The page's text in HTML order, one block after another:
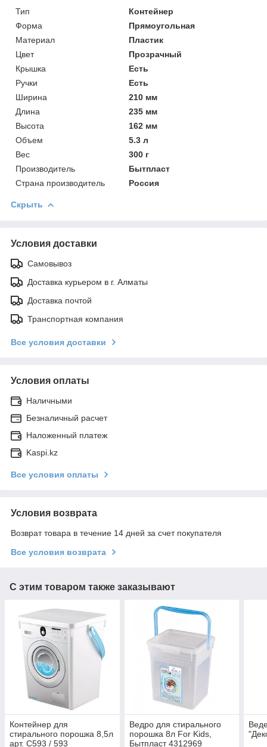
Тип
Контейнер
Форма
Прямоугольная
Материал
Пластик
Цвет
Прозрачный
Крышка
Есть
Ручки
Есть
Ширина
210 мм
Длина
235 мм
Высота
162 мм
Объем
5.3 л
Вес
300 г
Производитель
Бытпласт
Страна производитель
Россия
Скрыть
Условия доставки
Самовывоз
Доставка курьером в г. Алматы
Доставка почтой
Транспортная компания
Все условия доставки
Условия оплаты
Наличными
Безналичный расчет
Наложенный платеж
Kaspi.kz
Все условия оплаты
Условия возврата
Возврат товара в течение 14 дней за счет покупателя
Все условия возврата
С этим товаром также заказывают
Контейнер для
стирального порошка 8,5л
арт. С593 / 593
Ведро для стирального
порошка 8л For Kids,
Бытпласт 4312969